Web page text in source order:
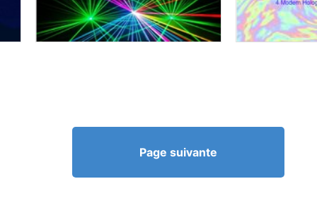
Page suivante